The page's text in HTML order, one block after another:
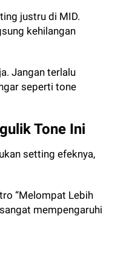
justru di MID.
kehilangan
Jangan terlalu
seperti tone
Tone Ini
setting efeknya,
“Melompat Lebih
mempengaruhi